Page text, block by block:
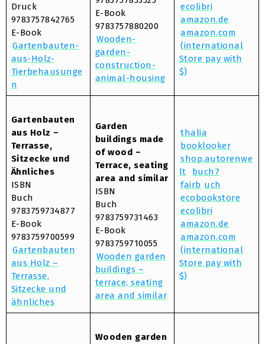
Druck
9783757842765
E-Book
Gartenbauten-
aus-Holz-
Tierbehausunge
n
E-Book
9783757880200
Wooden-
garden-
construction-
animal-housing
ecolibri
amazon.de
amazon.com
(international
Store pay with
$)
Gartenbauten
aus Holz –
Terrasse,
Sitzecke und
Ähnliches
ISBN
Buch
9783759734877
E-Book
9783759700599
Gartenbauten
aus Holz –
Terrasse,
Sitzecke und
ähnliches
Garden
buildings made
of wood –
Terrace, seating
area and similar
ISBN
Buch
9783759731463
E-Book
9783759710055
Wooden garden
buildings –
terrace, seating
area and similar
thalia
booklooker
shop.autorenwe
lt
buch7
fairb uch
ecobookstore
ecolibri
amazon.de
amazon.com
(international
Store pay with
$)
Wooden garden